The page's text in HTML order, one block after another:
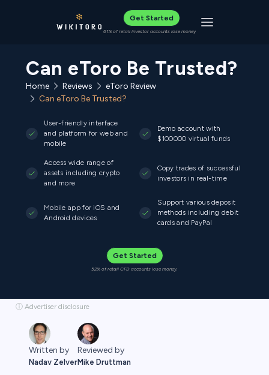
Get Started
61% of retail investor accounts lose money Toggle
Can eToro Be Trusted?
Home Reviews
eToro Review
Can eToro Be Trusted?
User-friendly interface
and platform for web and
mobile
Demo account with
$100000 virtual funds
Access wide range of
assets including crypto
and more
Copy trades of successful
investors in real-time
Mobile app for iOS and
Android devices
Support various deposit
methods including debit
cards and PayPal
Get Started
52% of retail CFD accounts lose money.
ⓘ Advertiser disclosure
Written by
Nadav Zelver
Reviewed by
Mike Druttman